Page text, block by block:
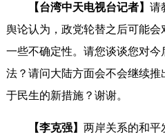
【台湾中天电视台记者】 请
舆论认为，政党轮替之后可能
一些不确定性。请您谈谈您对
法？请问大陆方面会不会继续推
于民生的新措施？谢谢。
【李克强】 两岸关系的和平